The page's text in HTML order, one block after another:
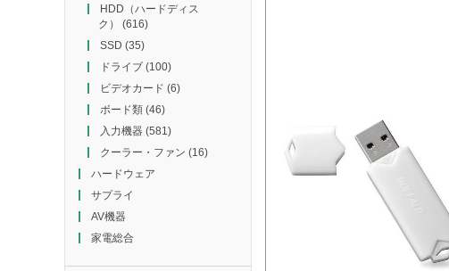
HDD（ハードディス
ク）
(616)
SSD (35)
ドライブ(100)
ビデオカード (6)
ボード類(46)
入力機器(581)
クーラー・ファン (16)
ハードウェア
サプライ
AV機器
家電総合